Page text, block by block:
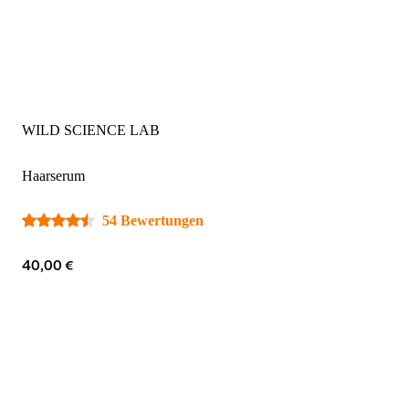
WILD SCIENCE LAB
Haarserum
54 Bewertungen
40,00 €